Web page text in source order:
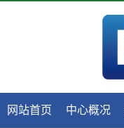
网站首页 中心概况